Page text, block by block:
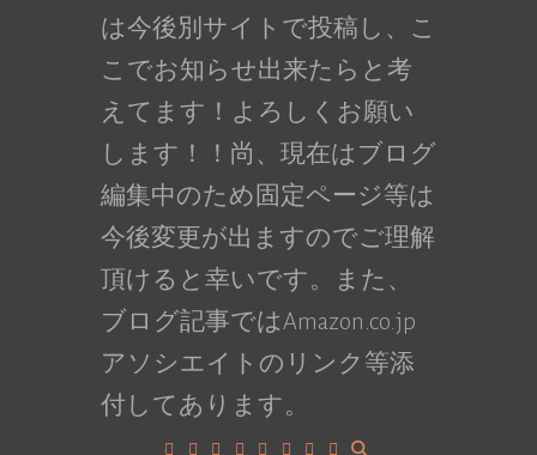
は今後別サイトで投稿し、こ
こでお知らせ出来たらと考
えてます！よろしくお願い
します！！尚、現在はブログ
編集中のため固定ページ等は
今後変更が出ますのでご理解
頂けると幸いです。また、
ブログ記事ではAmazon.co.jp
アソシエイトのリンク等添
付してあります。